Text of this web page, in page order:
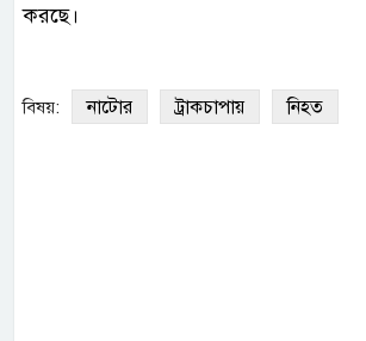
করছে।
বিষয়: নাটোর ট্রাকচাপায় নিহত